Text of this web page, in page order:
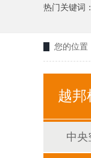
热门关键词
您的位置
越邦
中央